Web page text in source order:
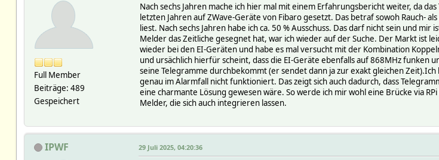
Full Member
Beiträge: 489
Gespeichert
Nach sechs Jahren mache ich hier mal mit einem Erfahrungsbericht weiter, da
letzten Jahren auf ZWave-Geräte von Fibaro gesetzt. Das betraf sowoh Rauch-
liest. Nach sechs Jahren habe ich ca. 50 % Ausschuss. Das darf nicht sein und
Melder das Zeitliche gesegnet hat, war ich wieder auf der Suche. Der Markt ist
wieder bei den EI-Geräten und habe es mal versucht mit der Kombination
und ursächlich hierfür scheint, dass die EI-Geräte ebenfalls auf 868MHz funken
seine Telegramme durchbekommt (er sendet dann ja zur exakt gleichen
genau im Alarmfall nicht funktioniert. Das zeigt sich auch dadurch, dass
eine charmante Lösung gewesen wäre. So werde ich mir wohl eine Brücke via
Melder, die sich auch integrieren lassen.
IPWF 29 Juli 2025, 04:20:36